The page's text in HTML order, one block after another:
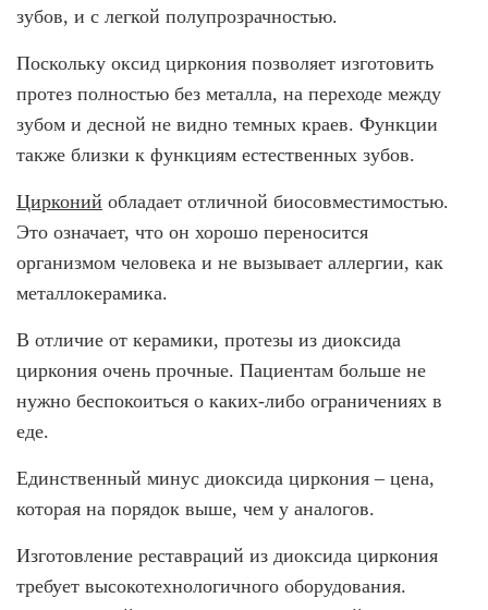
Бюгельные протезы
Мостовидные протезы
УДАЛЕНИЕ ЗУБОВ
О КЛИНИКЕ
ТОВАРЫ
КОНТАКТЫ
ОТЗЫВЫ
ВАКАНСИИ
АКЦИИ
зубов, и с легкой полупрозрачностью.
Поскольку оксид циркония позволяет изготовить
протез полностью без металла, на переходе между
зубом и десной не видно темных краев. Функции
также близки к функциям естественных зубов.
Цирконий обладает отличной биосовместимостью.
Это означает, что он хорошо переносится
организмом человека и не вызывает аллергии, как
металлокерамика.
В отличие от керамики, протезы из диоксида
циркония очень прочные. Пациентам больше не
нужно беспокоиться о каких-либо ограничениях в
еде.
Единственный минус диоксида циркония – цена,
которая на порядок выше, чем у аналогов.
Изготовление реставраций из диоксида циркония
требует высокотехнологичного оборудования.